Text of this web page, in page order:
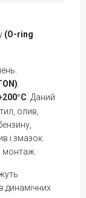
(O-ring
°С . Даний
олив,
і змазок.
монтаж.
динамічних